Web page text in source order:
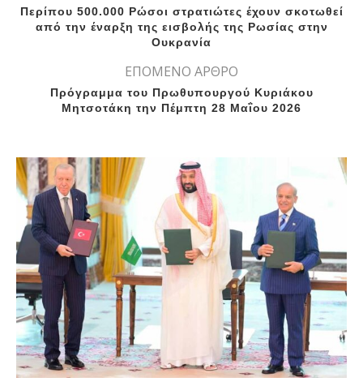
Περίπου 500.000 Ρώσοι στρατιώτες έχουν σκοτωθεί
από την έναρξη της εισβολής της Ρωσίας στην
Ουκρανία
ΕΠΟΜΕΝΟ ΑΡΘΡΟ
Πρόγραμμα του Πρωθυπουργού Κυριάκου
Μητσοτάκη την Πέμπτη 28 Μαΐου 2026